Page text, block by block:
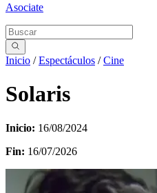
Asociate
Inicio /Espectáculos /Cine
Solaris
Inicio: 16/08/2024
Fin: 16/07/2026